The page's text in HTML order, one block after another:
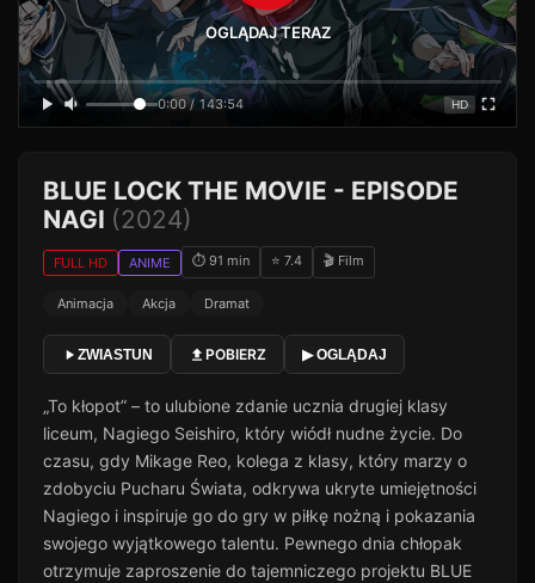
OGLĄDAJ TERAZ
0:00 / 143:54 HD
BLUE LOCK THE MOVIE - EPISODE
NAGI (2024)
FULL HD ANIME ⏱ 91 min ⭐ 7.4 🎬 Film
Animacja Akcja Dramat
ZWIASTUN POBIERZ ▶ OGLĄDAJ
„To kłopot” – to ulubione zdanie ucznia drugiej klasy
liceum, Nagiego Seishiro, który wiódł nudne życie. Do
czasu, gdy Mikage Reo, kolega z klasy, który marzy o
zdobyciu Pucharu Świata, odkrywa ukryte umiejętności
Nagiego i inspiruje go do gry w piłkę nożną i pokazania
swojego wyjątkowego talentu. Pewnego dnia chłopak
otrzymuje zaproszenie do tajemniczego projektu BLUE